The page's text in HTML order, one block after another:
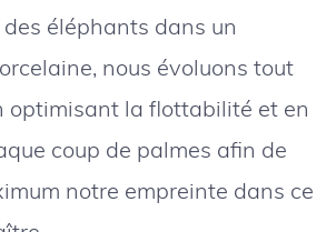
éléphants dans un
nous évoluons tout
optimisant la flottabilité et en
coup de palmes afin de
notre empreinte dans ce